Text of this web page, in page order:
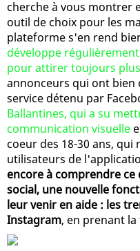
cherche à vous montrer
outil de choix pour les
plateforme s'en rend
développe
pour attirer toujours
annonceurs qui ont bien
service détenu par
Ballantines, qui a su
communication visuelle
coeur des 18-30 ans,
utilisateurs de
encore à comprendre
social, une nouvelle
leur venir en aide : les
Instagram, en prenant